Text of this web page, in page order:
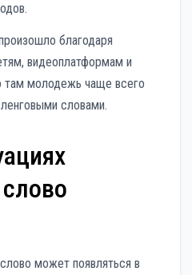
благодаря
видеоплатформам и
молодежь чаще всего
словами.
может появляться в